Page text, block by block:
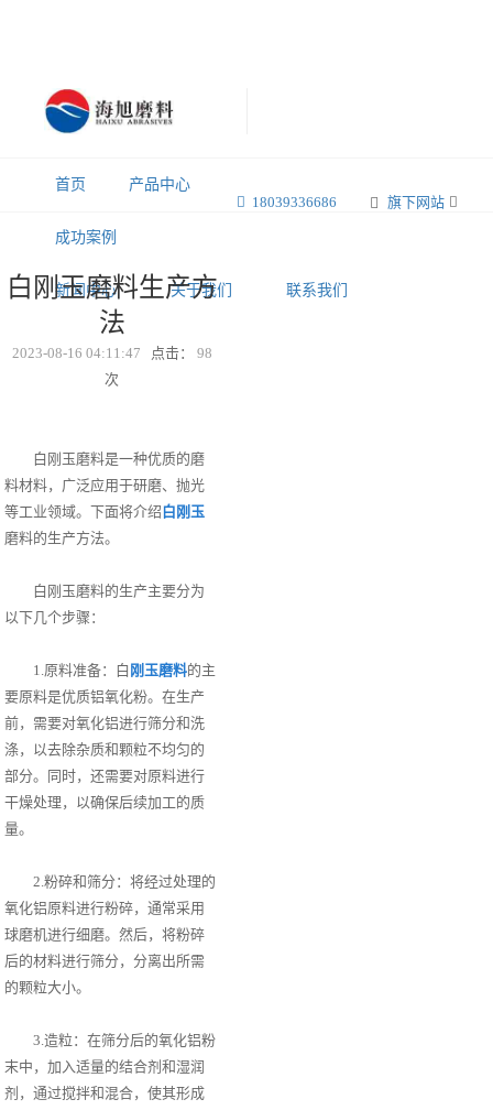
旗下网站
18039336686
首页 产品中心
成功案例
新闻中心 关于我们 联系我们
白刚玉磨料生产方
法
2023-08-16 04:11:47 点击： 98
次
白刚玉磨料是一种优质的磨
料材料，广泛应用于研磨、抛光
等工业领域。下面将介绍 白刚玉
磨料的生产方法。
白刚玉磨料的生产主要分为
以下几个步骤：
1.原料准备：白 刚玉磨料的主
要原料是优质铝氧化粉。在生产
前，需要对氧化铝进行筛分和洗
涤，以去除杂质和颗粒不均匀的
部分。同时，还需要对原料进行
干燥处理，以确保后续加工的质
量。
2.粉碎和筛分：将经过处理的
氧化铝原料进行粉碎，通常采用
球磨机进行细磨。然后，将粉碎
后的材料进行筛分，分离出所需
的颗粒大小。
3.造粒：在筛分后的氧化铝粉
末中，加入适量的结合剂和湿润
剂，通过搅拌和混合，使其形成